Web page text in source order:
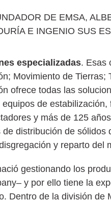
DE EMSA,
E INGENIO SUS
especializadas. Esas
Movimiento de
ofrece todas las
equipos de
y más de 125
de distribución de sólidos
y reparto del
gestionando los
y por ello tiene la
Dentro de la división de